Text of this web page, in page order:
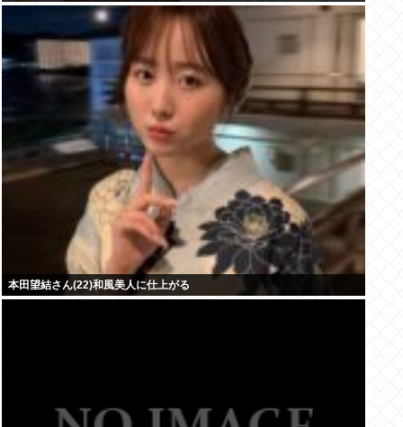
本田望結さん(22)和風美人に仕上がる